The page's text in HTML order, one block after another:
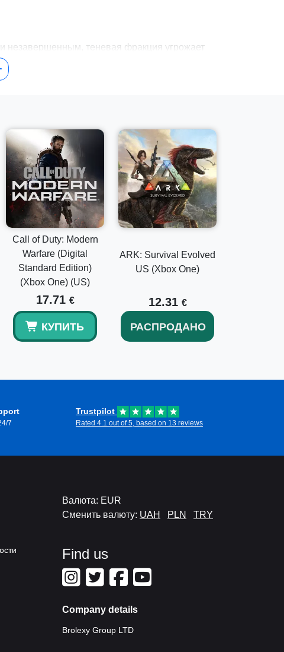
незавершенным, теневая фракция угрожает
и древней силой, которой они жаждут.
от BioWare™ и EA.
Call of Duty: Modern
Warfare (Digital
Standard Edition)
(Xbox One) (US)
17.71 €
КУПИТЬ
ARK: Survival Evolved
US (Xbox One)
12.31 €
РАСПРОДАНО
7
Trustpilot
Rated 4.1 out of 5, based on 13 reviews
Валюта: EUR
Сменить валюту: UAH PLN TRY
Find us
Company details
Brolexy Group LTD